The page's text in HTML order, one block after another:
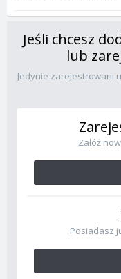
Jeśli chcesz
lub
Jedynie zarejestrowani
Załóż
Posiadasz